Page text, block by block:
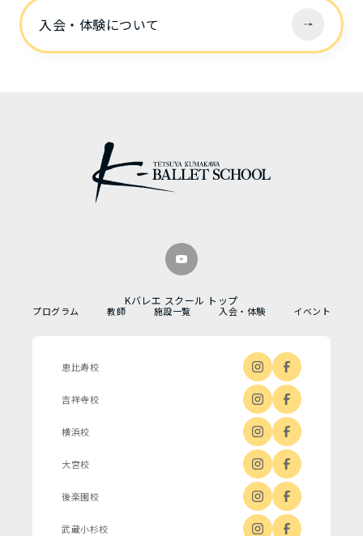
入会・体験について
Kバレエ スクール トップ
プログラム 教師 施設一覧 入会・体験 イベント
恵比寿校
吉祥寺校
横浜校
大宮校
後楽園校
武蔵小杉校